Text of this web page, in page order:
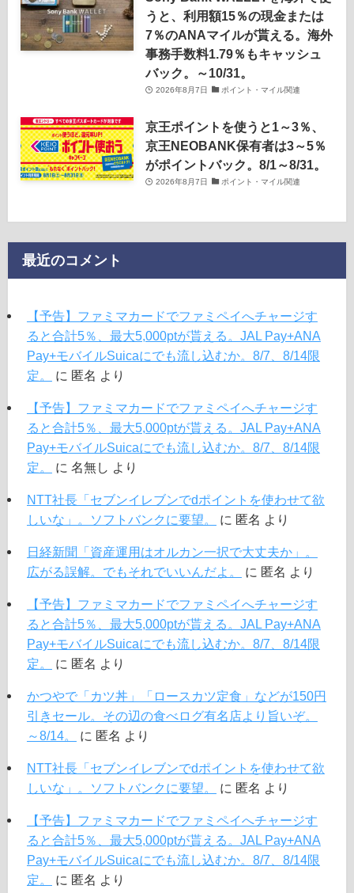
うと、利用額15％の現金または
7％のANAマイルが貰える。海外
事務手数料1.79％もキャッシュ
バック。～10/31。
2026年8月7日 ポイント・マイル関連
京王ポイントを使うと1～3％、
京王NEOBANK保有者は3～5％
がポイントバック。8/1～8/31。
2026年8月7日 ポイント・マイル関連
最近のコメント
【予告】ファミマカードでファミペイへチャージす
ると合計5％、最大5,000ptが貰える。JAL Pay+ANA
Pay+モバイルSuicaにでも流し込むか。8/7、8/14限
定。
に 匿名 より
【予告】ファミマカードでファミペイへチャージす
ると合計5％、最大5,000ptが貰える。JAL Pay+ANA
Pay+モバイルSuicaにでも流し込むか。8/7、8/14限
定。
に 名無し より
NTT社長「セブンイレブンでdポイントを使わせて欲
しいな」。ソフトバンクに要望。
に 匿名 より
日経新聞「資産運用はオルカン一択で大丈夫か」。
広がる誤解。でもそれでいいんだよ。
に 匿名 より
【予告】ファミマカードでファミペイへチャージす
ると合計5％、最大5,000ptが貰える。JAL Pay+ANA
Pay+モバイルSuicaにでも流し込むか。8/7、8/14限
定。
に 匿名 より
かつやで「カツ丼」「ロースカツ定食」などが150円
引きセール。その辺の食べログ有名店より旨いぞ。
～8/14。
に 匿名 より
NTT社長「セブンイレブンでdポイントを使わせて欲
しいな」。ソフトバンクに要望。
に 匿名 より
【予告】ファミマカードでファミペイへチャージす
ると合計5％、最大5,000ptが貰える。JAL Pay+ANA
Pay+モバイルSuicaにでも流し込むか。8/7、8/14限
定。
に 匿名 より